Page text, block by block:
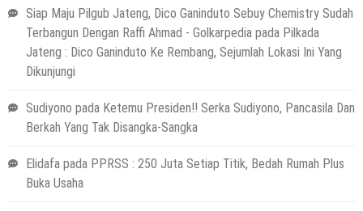
Siap Maju Pilgub Jateng, Dico Ganinduto Sebuy Chemistry Sudah
Terbangun Dengan Raffi Ahmad - Golkarpedia pada Pilkada
Jateng : Dico Ganinduto Ke Rembang, Sejumlah Lokasi Ini Yang
Dikunjungi
Sudiyono pada Ketemu Presiden!! Serka Sudiyono, Pancasila Dan
Berkah Yang Tak Disangka-Sangka
Elidafa pada PPRSS : 250 Juta Setiap Titik, Bedah Rumah Plus
Buka Usaha